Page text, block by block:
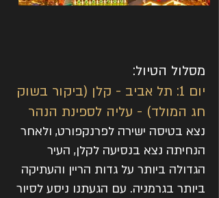
מסלול הטיול:​
יום 1: תל אביב - קלן (ביקור בשוק
חג המולד) - עליה לספינת הנהר
נצא בטיסה ישירה לפרנקפורט, ולאחר
הנחיתה נצא בנסיעה לקלן, העיר
הגדולה ביותר על גדות הריין והעתיקה
ביותר בגרמניה. עם הגעתנו ניסע לסיור